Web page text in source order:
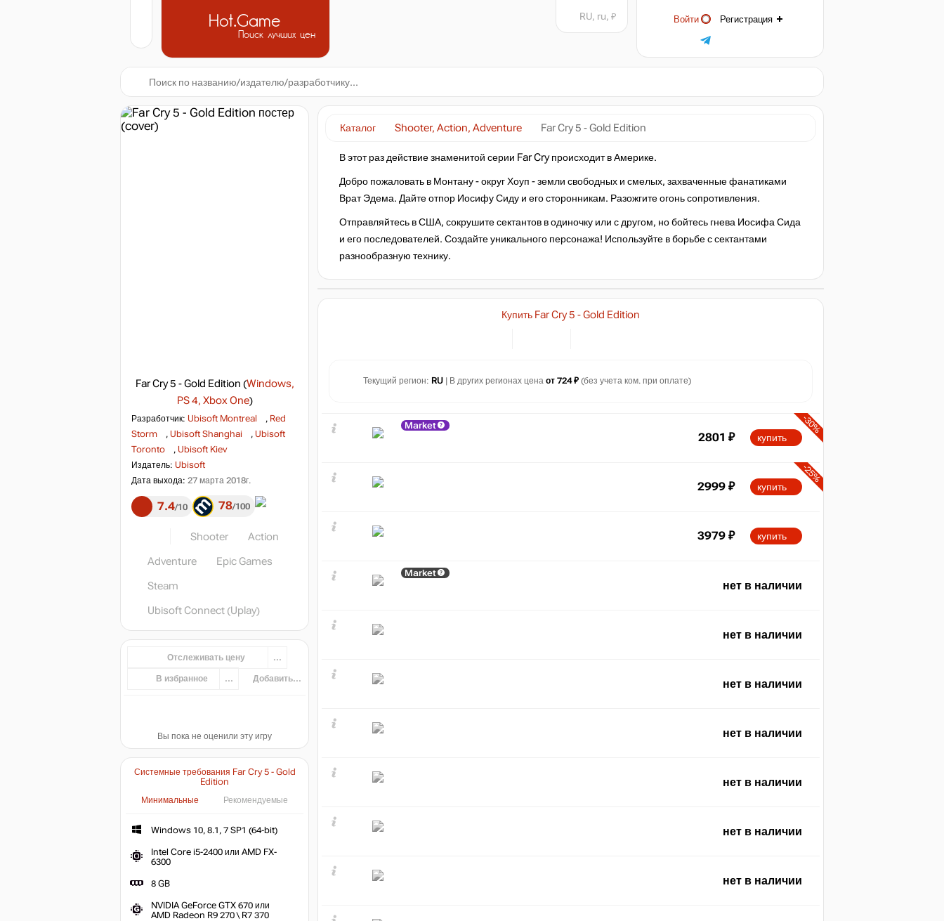
Hot.Game
Поиск лучших цен
Войти Регистрация
RU, ru, ₽
Far Cry 5 - Gold Edition (Windows,
PS 4, Xbox One)
Разработчик: Ubisoft Montreal , Red
Storm
, Ubisoft Shanghai , Ubisoft
Toronto
, Ubisoft Kiev
Издатель: Ubisoft
Дата выхода: 27 марта 2018г.
7.4 10 78 100
Shooter Action
Adventure Epic Games
Steam
Ubisoft Connect (Uplay)
Отслеживать цену ...
В избранное ... Добавить...
Вы пока не оценили эту игру
Системные требования Far Cry 5 - Gold
Edition
Минимальные
Рекомендуемые
Windows 10, 8.1, 7 SP1 (64-bit)
Intel Core i5-2400 или AMD FX-
6300
8 GB
NVIDIA GeForce GTX 670 или
AMD Radeon R9 270 \ R7 370
Каталог Shooter, Action, Adventure Far Cry 5 - Gold Edition
В этот раз действие знаменитой серии Far Cry происходит в Америке.
Добро пожаловать в Монтану - округ Хоуп - земли свободных и смелых, захваченные фанатиками
Врат Эдема. Дайте отпор Иосифу Сиду и его сторонникам. Разожгите огонь сопротивления.
Отправляйтесь в США, сокрушите сектантов в одиночку или с другом, но бойтесь гнева Иосифа Сида
и его последователей. Создайте уникального персонажа! Используйте в борьбе с сектантами
разнообразную технику.
Купить Far Cry 5 - Gold Edition
Текущий регион: RU | В других регионах цена от 724 ₽ (без учета ком. при оплате)
Market -30%
2801 ₽ купить
-25%
2999 ₽ купить
3979 ₽ купить
Market
нет в наличии
нет в наличии
нет в наличии
нет в наличии
нет в наличии
нет в наличии
нет в наличии